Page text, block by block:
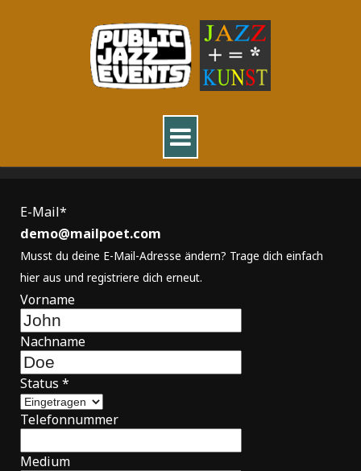
E-Mail*
demo@mailpoet.com
Musst du deine E-Mail-Adresse ändern? Trage dich einfach
hier aus und registriere dich erneut.
Vorname
Nachname
Status *
Telefonnummer
Medium